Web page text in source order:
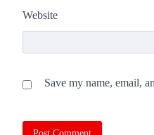
Website
Save my name, email,